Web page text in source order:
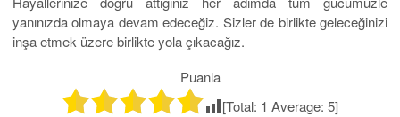
yanınızda olmaya devam edeceğiz. Sizler de birlikte geleceğinizi
inşa etmek üzere birlikte yola çıkacağız.
Puanla
[Total: 1 Average: 5]